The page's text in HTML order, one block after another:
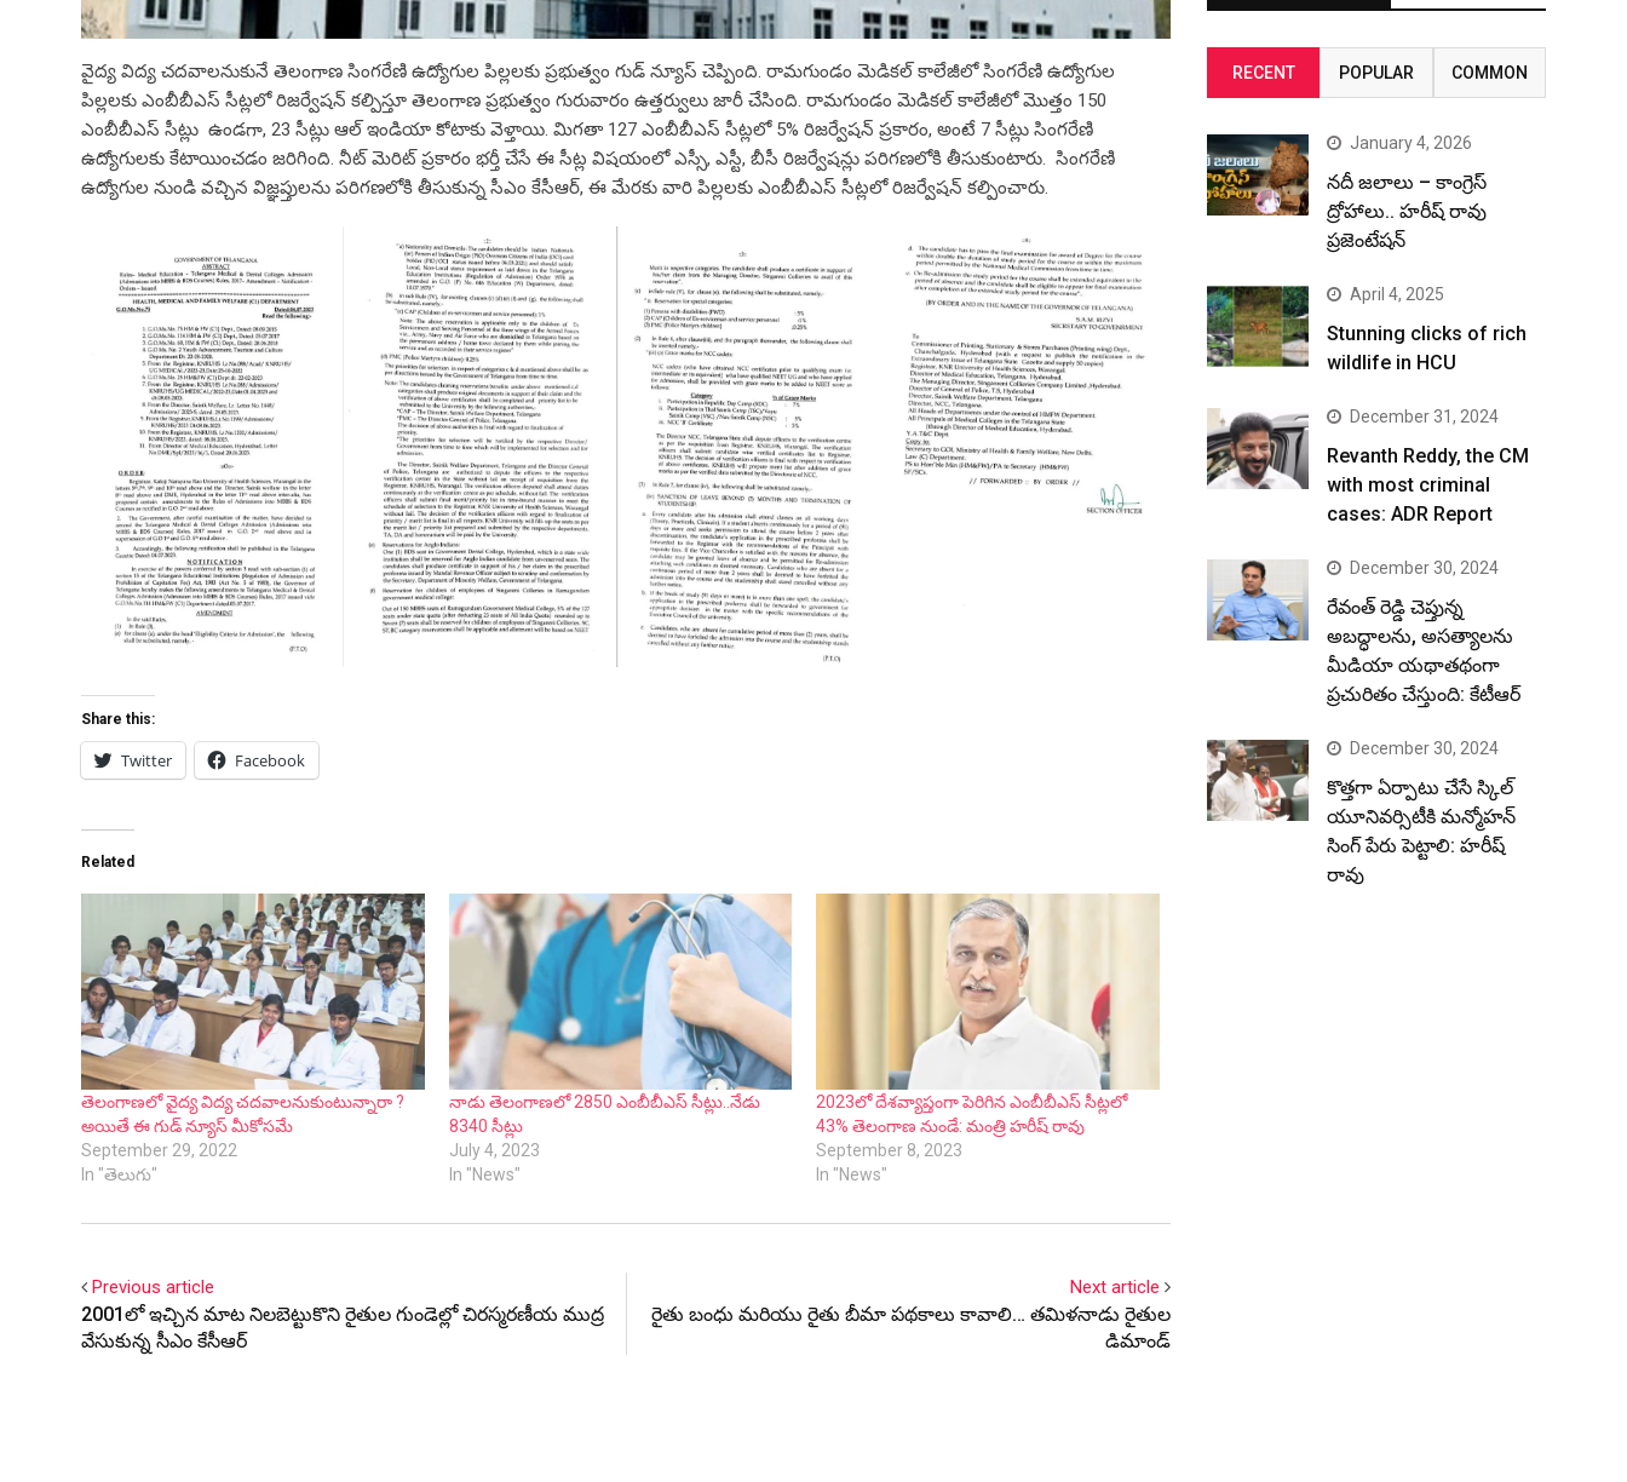
వైద్య విద్య చదవాలనుకునే తెలంగాణ సింగరేణి ఉద్యోగుల పిల్లలకు ప్రభుత్వం గుడ్ న్యూస్ చెప్పింది. రామగుండం మెడికల్ కాలేజీలో సింగరేణి ఉద్యోగుల
పిల్లలకు ఎంబీబీఎస్ సీట్లలో రిజర్వేషన్ కల్పిస్తూ తెలంగాణ ప్రభుత్వం గురువారం ఉత్తర్వులు జారీ చేసింది. రామగుండం మెడికల్ కాలేజీలో మొత్తం 150
ఎంబీబీఎస్ సీట్లు ఉండగా, 23 సీట్లు ఆల్ ఇండియా కోటాకు వెళ్తాయి. మిగతా 127 ఎంబీబీఎస్ సీట్లలో 5% రిజర్వేషన్ ప్రకారం, అంటే 7 సీట్లు సింగరేణి
ఉద్యోగులకు కేటాయించడం జరిగింది. నీట్ మెరిట్ ప్రకారం భర్తీ చేసే ఈ సీట్ల విషయంలో ఎస్సీ, ఎస్టీ, బీసీ రిజర్వేషన్లు పరిగణలోకి తీసుకుంటారు. సింగరేణి
ఉద్యోగుల నుండి వచ్చిన విజ్ఞప్తులను పరిగణలోకి తీసుకున్న సీఎం కేసీఆర్, ఈ మేరకు వారి పిల్లలకు ఎంబీబీఎస్ సీట్లలో రిజర్వేషన్ కల్పించారు.
Share this:
Twitter Facebook
Related
తెలంగాణలో వైద్య విద్య చదవాలనుకుంటున్నారా ?
అయితే ఈ గుడ్ న్యూస్ మీకోసమే
September 29, 2022
In "తెలుగు"
నాడు తెలంగాణలో 2850 ఎంబీబీఎస్ సీట్లు..నేడు
8340 సీట్లు
July 4, 2023
In "News"
2023లో దేశవ్యాప్తంగా పెరిగిన ఎంబీబీఎస్ సీట్లలో
43% తెలంగాణ నుండే: మంత్రి హరీష్ రావు
September 8, 2023
In "News"
Previous article
2001లో ఇచ్చిన మాట నిలబెట్టుకొని రైతుల గుండెల్లో చిరస్మరణీయ ముద్ర
వేసుకున్న సీఎం కేసీఆర్
Next article
రైతు బంధు మరియు రైతు బీమా పథకాలు కావాలి… తమిళనాడు రైతుల
డిమాండ్‌
RECENT POPULAR COMMON
January 4, 2026
నదీ జలాలు – కాంగ్రెస్
ద్రోహాలు.. హరీష్ రావు
ప్రజెంటేషన్
April 4, 2025
Stunning clicks of rich
wildlife in HCU
December 31, 2024
Revanth Reddy, the CM
with most criminal
cases: ADR Report
December 30, 2024
రేవంత్ రెడ్డి చెప్తున్న
అబద్ధాలను, అసత్యాలను
మీడియా యథాతథంగా
ప్రచురితం చేస్తుంది: కేటీఆర్
December 30, 2024
కొత్తగా ఏర్పాటు చేసే స్కిల్
యూనివర్సిటీకి మన్మోహన్
సింగ్ పేరు పెట్టాలి: హరీష్
రావు